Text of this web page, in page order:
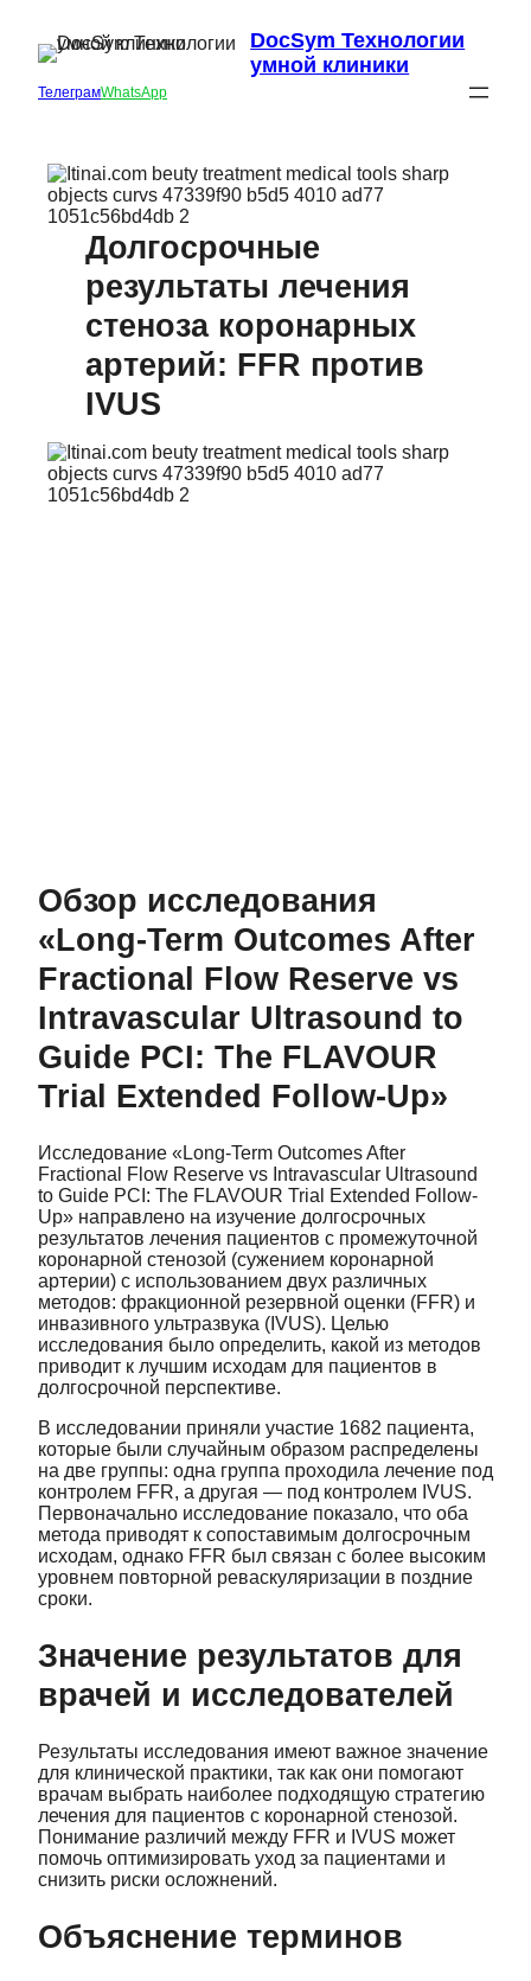
DocSym Технологии
умной клиники
ТелеграмWhatsApp
Долгосрочные
результаты лечения
стеноза коронарных
артерий: FFR против
IVUS
Обзор исследования
«Long-Term Outcomes After
Fractional Flow Reserve vs
Intravascular Ultrasound to
Guide PCI: The FLAVOUR
Trial Extended Follow-Up»
Исследование «Long-Term Outcomes After
Fractional Flow Reserve vs Intravascular Ultrasound
to Guide PCI: The FLAVOUR Trial Extended Follow-
Up» направлено на изучение долгосрочных
результатов лечения пациентов с промежуточной
коронарной стенозой (сужением коронарной
артерии) с использованием двух различных
методов: фракционной резервной оценки (FFR) и
инвазивного ультразвука (IVUS). Целью
исследования было определить, какой из методов
приводит к лучшим исходам для пациентов в
долгосрочной перспективе.
В исследовании приняли участие 1682 пациента,
которые были случайным образом распределены
на две группы: одна группа проходила лечение под
контролем FFR, а другая — под контролем IVUS.
Первоначально исследование показало, что оба
метода приводят к сопоставимым долгосрочным
исходам, однако FFR был связан с более высоким
уровнем повторной реваскуляризации в поздние
сроки.
Значение результатов для
врачей и исследователей
Результаты исследования имеют важное значение
для клинической практики, так как они помогают
врачам выбрать наиболее подходящую стратегию
лечения для пациентов с коронарной стенозой.
Понимание различий между FFR и IVUS может
помочь оптимизировать уход за пациентами и
снизить риски осложнений.
Объяснение терминов